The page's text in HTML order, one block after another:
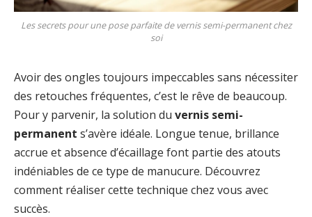
Les secrets pour une pose parfaite de vernis semi-permanent chez
soi
Avoir des ongles toujours impeccables sans nécessiter
des retouches fréquentes, c’est le rêve de beaucoup.
Pour y parvenir, la solution du vernis semi-
permanent s’avère idéale. Longue tenue, brillance
accrue et absence d’écaillage font partie des atouts
indéniables de ce type de manucure. Découvrez
comment réaliser cette technique chez vous avec
succès.